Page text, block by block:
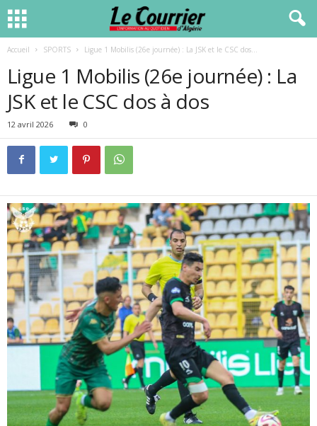
Accueil SPORTS Ligue 1 Mobilis (26e journée) : La JSK et le CSC dos...
Ligue 1 Mobilis (26e journée) : La
JSK et le CSC dos à dos
12 avril 2026 0